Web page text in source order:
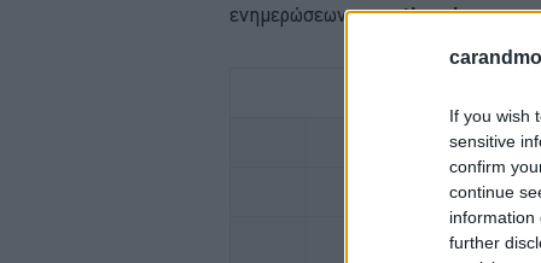
If you wish
sensitive
confirm
continue
information
further
ενημερώσεωνover-the-air.